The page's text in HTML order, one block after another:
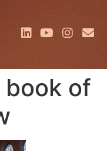
book of